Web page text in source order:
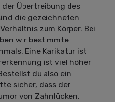
Übertreibung des
die gezeichneten
zum Körper. Bei
wir bestimmte
Eine Karikatur ist
ist viel höher
du also ein
sicher, dass der
von Zahnlücken,